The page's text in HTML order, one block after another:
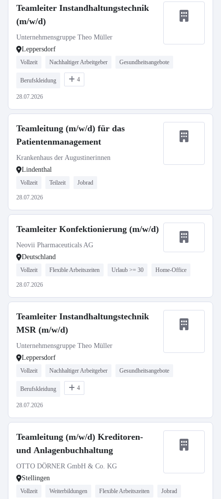
Teamleiter Instandhaltungstechnik
(m/w/d)
Unternehmensgruppe Theo Müller
Leppersdorf
Vollzeit Nachhaltiger Arbeitgeber Gesundheitsangebote
Berufskleidung 4
28.07.2026
Teamleitung (m/w/d) für das
Patientenmanagement
Krankenhaus der Augustinerinnen
Lindenthal
Vollzeit Teilzeit Jobrad
28.07.2026
Teamleiter Konfektionierung (m/w/d)
Neovii Pharmaceuticals AG
Deutschland
Vollzeit Flexible Arbeitszeiten Urlaub >= 30 Home-Office
28.07.2026
Teamleiter Instandhaltungstechnik
MSR (m/w/d)
Unternehmensgruppe Theo Müller
Leppersdorf
Vollzeit Nachhaltiger Arbeitgeber Gesundheitsangebote
Berufskleidung 4
28.07.2026
Teamleitung (m/w/d) Kreditoren-
und Anlagenbuchhaltung
OTTO DÖRNER GmbH & Co. KG
Stellingen
Vollzeit Weiterbildungen Flexible Arbeitszeiten Jobrad